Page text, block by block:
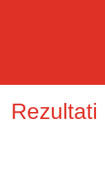
Rezultati